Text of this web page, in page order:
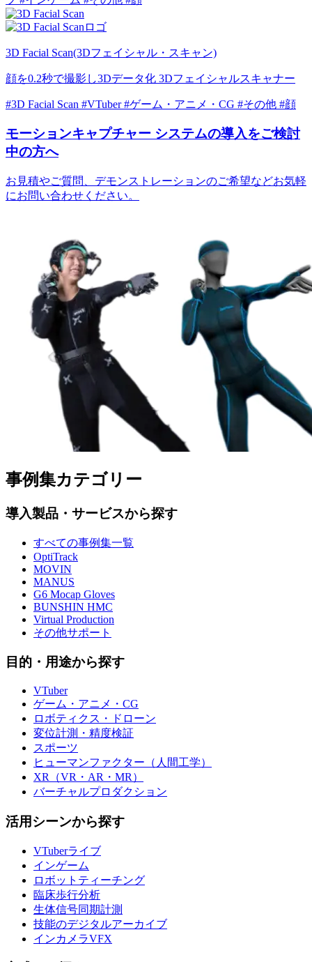
3D Facial Scan(3Dフェイシャル・スキャン)
顔を0.2秒で撮影し3Dデータ化 3Dフェイシャルスキャナー
#3D Facial Scan #VTuber #ゲーム・アニメ・CG #その他 #顔
モーションキャプチャー システムの導入をご検討
中の方へ
お見積やご質問、デモンストレーションのご希望などお気軽
にお問い合わせください。
事例集カテゴリー
導入製品・サービスから探す
すべての事例集一覧
OptiTrack
MOVIN
MANUS
G6 Mocap Gloves
BUNSHIN HMC
Virtual Production
その他サポート
目的・用途から探す
VTuber
ゲーム・アニメ・CG
ロボティクス・ドローン
変位計測・精度検証
スポーツ
ヒューマンファクター（人間工学）
XR（VR・AR・MR）
バーチャルプロダクション
活用シーンから探す
VTuberライブ
インゲーム
ロボットティーチング
臨床歩行分析
生体信号同期計測
技能のデジタルアーカイブ
インカメラVFX